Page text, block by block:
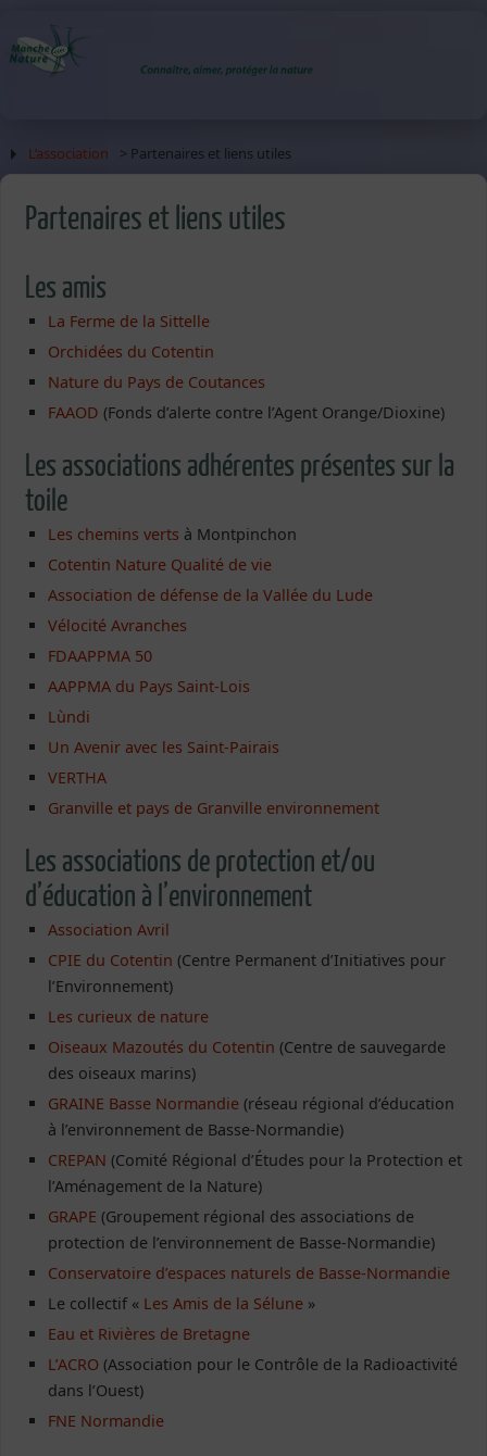
L’association > Partenaires et liens utiles
Partenaires et liens utiles
Les amis
La Ferme de la Sittelle
Orchidées du Cotentin
Nature du Pays de Coutances
FAAOD (Fonds d’alerte contre l’Agent Orange/Dioxine)
Les associations adhérentes présentes sur la
toile
Les chemins verts à Montpinchon
Cotentin Nature Qualité de vie
Association de défense de la Vallée du Lude
Vélocité Avranches
FDAAPPMA 50
AAPPMA du Pays Saint-Lois
Lùndi
Un Avenir avec les Saint-Pairais
VERTHA
Granville et pays de Granville environnement
Les associations de protection et/ou
d’éducation à l’environnement
Association Avril
CPIE du Cotentin (Centre Permanent d’Initiatives pour
l’Environnement)
Les curieux de nature
Oiseaux Mazoutés du Cotentin (Centre de sauvegarde
des oiseaux marins)
GRAINE Basse Normandie (réseau régional d’éducation
à l’environnement de Basse-Normandie)
CREPAN (Comité Régional d’Études pour la Protection et
l’Aménagement de la Nature)
GRAPE (Groupement régional des associations de
protection de l’environnement de Basse-Normandie)
Conservatoire d’espaces naturels de Basse-Normandie
Le collectif « Les Amis de la Sélune »
Eau et Rivières de Bretagne
L’ACRO (Association pour le Contrôle de la Radioactivité
dans l’Ouest)
FNE Normandie